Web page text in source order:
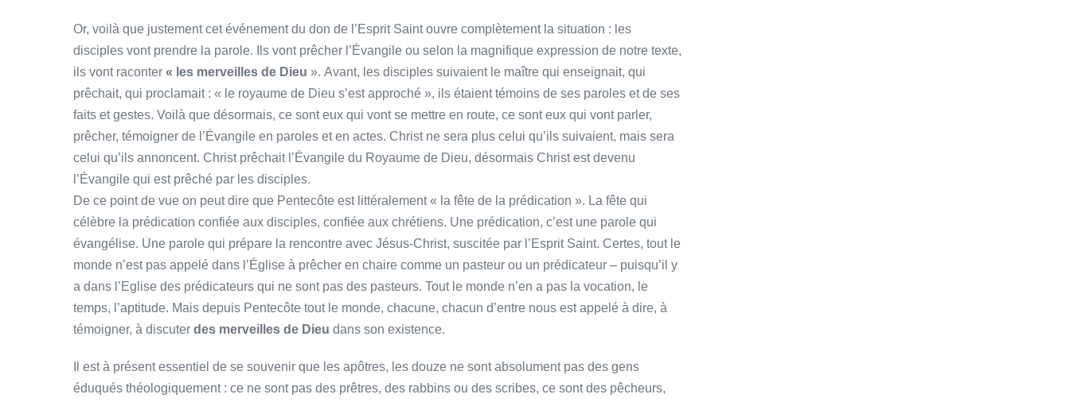
Or, voilà que justement cet événement du don de l’Esprit Saint ouvre complètement la situation : les
disciples vont prendre la parole. Ils vont prêcher l’Évangile ou selon la magnifique expression de notre texte,
ils vont raconter « les merveilles de Dieu ». Avant, les disciples suivaient le maître qui enseignait, qui
prêchait, qui proclamait : « le royaume de Dieu s’est approché », ils étaient témoins de ses paroles et de ses
faits et gestes. Voilà que désormais, ce sont eux qui vont se mettre en route, ce sont eux qui vont parler,
prêcher, témoigner de l’Évangile en paroles et en actes. Christ ne sera plus celui qu’ils suivaient, mais sera
celui qu’ils annoncent. Christ prêchait l’Évangile du Royaume de Dieu, désormais Christ est devenu
l’Évangile qui est prêché par les disciples.
De ce point de vue on peut dire que Pentecôte est littéralement « la fête de la prédication ». La fête qui
célèbre la prédication confiée aux disciples, confiée aux chrétiens. Une prédication, c’est une parole qui
évangélise. Une parole qui prépare la rencontre avec Jésus-Christ, suscitée par l’Esprit Saint. Certes, tout le
monde n’est pas appelé dans l’Église à prêcher en chaire comme un pasteur ou un prédicateur – puisqu’il y
a dans l’Eglise des prédicateurs qui ne sont pas des pasteurs. Tout le monde n’en a pas la vocation, le
temps, l’aptitude. Mais depuis Pentecôte tout le monde, chacune, chacun d’entre nous est appelé à dire, à
témoigner, à discuter des merveilles de Dieu dans son existence.
Il est à présent essentiel de se souvenir que les apôtres, les douze ne sont absolument pas des gens
éduqués théologiquement : ce ne sont pas des prêtres, des rabbins ou des scribes, ce sont des pêcheurs,